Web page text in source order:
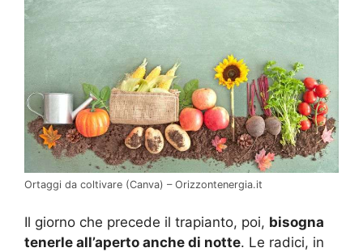
Ortaggi da coltivare (Canva) – Orizzontenergia.it
Il giorno che precede il trapianto, poi, bisogna
tenerle all’aperto anche di notte. Le radici, in